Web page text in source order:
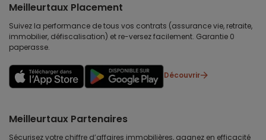
Meilleurtaux Placement
Suivez la performance de tous vos contrats (assurance vie, retraite,
immobilier, défiscalisation) et re-versez facilement. Garantie 0
paperasse.
Découvrir
Meilleurtaux Partenaires
Sécurisez votre chiffre d’affaires immobilières, gagnez en efficacité